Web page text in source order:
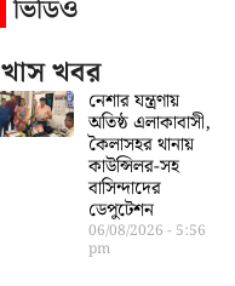
ভিডিও
খাস খবর
নেশার যন্ত্রণায়
অতিষ্ঠ এলাকাবাসী,
কৈলাসহর থানায়
কাউন্সিলর-সহ
বাসিন্দাদের
ডেপুটেশন
06/08/2026 5:56
pm